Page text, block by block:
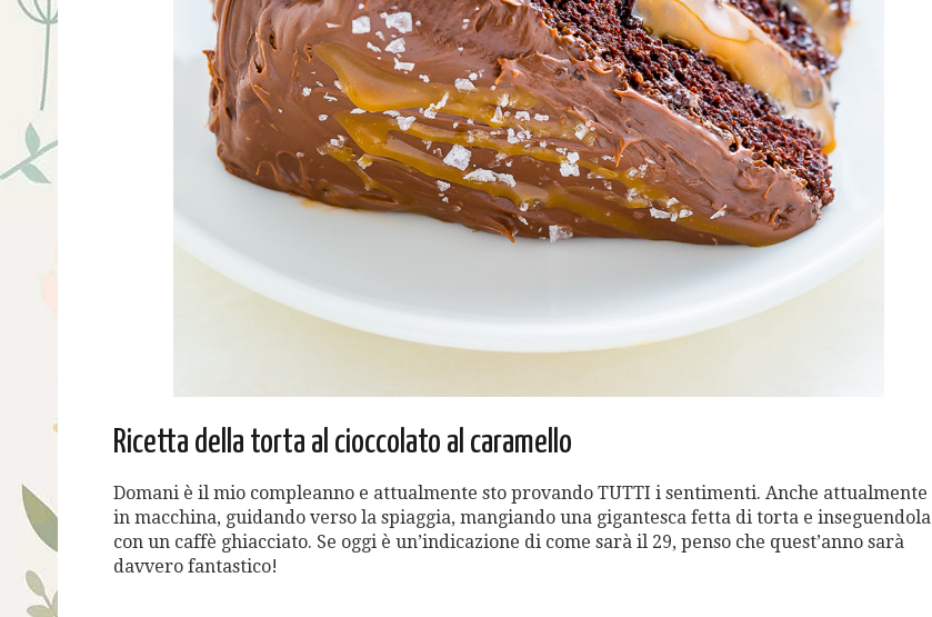
Ricetta della torta al cioccolato al caramello
Domani è il mio compleanno e attualmente sto provando TUTTI i sentimenti. Anche attualmente
in macchina, guidando verso la spiaggia, mangiando una gigantesca fetta di torta e inseguendola
con un caffè ghiacciato. Se oggi è un’indicazione di come sarà il 29, penso che quest’anno sarà
davvero fantastico!